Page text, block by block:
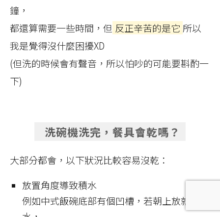
鐘，
都還算需要一些時間，但 反正辛苦的是它 所以
我是覺得沒什麼困擾XD
(但洗的時候會有聲音，所以怕吵的可能要斟酌一
下)
洗碗機洗完，餐具會乾嗎？
大部分都會，以下狀況比較容易沒乾：
放置角度導致積水
例如中式飯碗底部有個凹槽，若朝上放就會積